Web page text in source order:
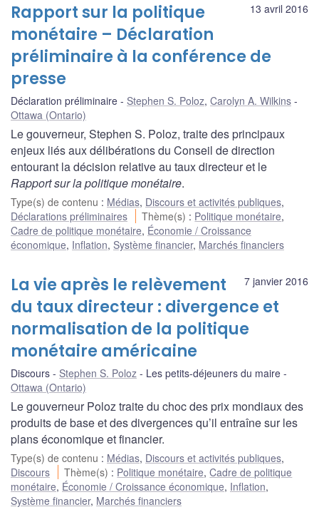
13 avril 2016
Rapport sur la politique
monétaire – Déclaration
préliminaire à la conférence de
presse
Déclaration préliminaire Stephen S. Poloz, Carolyn A. Wilkins
Ottawa (Ontario)
Le gouverneur, Stephen S. Poloz, traite des principaux
enjeux liés aux délibérations du Conseil de direction
entourant la décision relative au taux directeur et le
Rapport sur la politique monétaire.
Type(s) de contenu : Médias, Discours et activités publiques,
Déclarations préliminaires
Thème(s) : Politique monétaire,
Cadre de politique monétaire, Économie / Croissance
économique, Inflation, Système financier, Marchés financiers
7 janvier 2016
La vie après le relèvement
du taux directeur : divergence et
normalisation de la politique
monétaire américaine
Discours Stephen S. Poloz
Les petits-déjeuners du maire
Ottawa (Ontario)
Le gouverneur Poloz traite du choc des prix mondiaux des
produits de base et des divergences qu’il entraîne sur les
plans économique et financier.
Type(s) de contenu : Médias, Discours et activités publiques,
Discours
Thème(s) : Politique monétaire,Cadre de politique
monétaire, Économie / Croissance économique, Inflation,
Système financier, Marchés financiers